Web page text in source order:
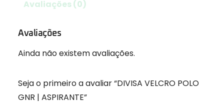
Avaliações (0)
Avaliações
Ainda não existem avaliações.
Seja o primeiro a avaliar “DIVISA VELCRO POLO
GNR | ASPIRANTE”